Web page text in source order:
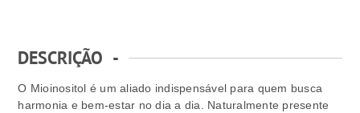
DESCRIÇÃO -
O Mioinositol é um aliado indispensável para quem busca
harmonia e bem-estar no dia a dia. Naturalmente presente